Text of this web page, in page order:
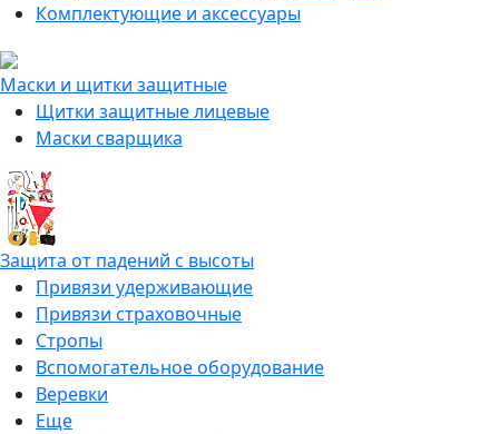
Комплектующие и аксессуары
Маски и щитки защитные
Щитки защитные лицевые
Маски сварщика
Защита от падений с высоты
Привязи удерживающие
Привязи страховочные
Стропы
Вспомогательное оборудование
Веревки
Еще